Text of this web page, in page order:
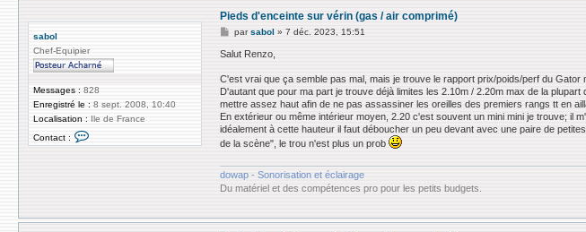
i
sabol
Chef-Equipier
Messages : 828
Enregistré le : 8 sept. 2008, 10:40
Localisation : Ile de France
Contact :
o
r
Pieds d'enceinte sur vérin (gas / air comprimé)
M
s
g
e
parsabol »7 déc. 2023, 15:51
Salut Renzo,
C'est vrai que ça semble pas mal, mais je trouve le rapport prix/poids/perf du
D'autant que pour ma part je trouve déjà limites les 2.10m / 2.20m max de la
mettre assez haut afin de ne pas assassiner les oreilles des premiers rangs tt en
En extérieur ou même intérieur moyen, 2.20 c'est souvent un mini mini je trouve; il
idéalement à cette hauteur il faut déboucher un peu devant avec une paire de
de la scène", le trou n'est plus un prob
dowap - Sonorisation et éclairage
Du matériel et des compétences pro pour les petits budgets.